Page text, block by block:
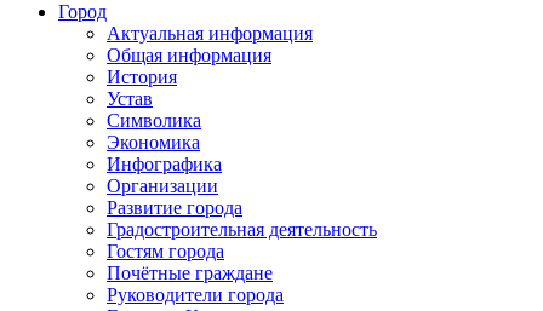
Город
Актуальная информация
Общая информация
История
Устав
Символика
Экономика
Инфографика
Организации
Развитие города
Градостроительная деятельность
Гостям города
Почётные граждане
Руководители города